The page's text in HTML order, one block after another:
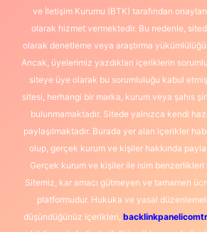
ve İletişim Kurumu (BTK) tarafından
olarak hizmet vermektedir. Bu nedenle,
olarak denetleme veya araştırma
Ancak, üyelerimiz yazdıkları içeriklerin
siteye üye olarak bu sorumluluğu kabul etmiş
sitesi, herhangi bir marka, kurum veya şahıs
bulunmamaktadır. Sitede yalnızca kendi
paylaşılmaktadır. Burada yer alan içerikler
olup, gerçek kurum ve kişiler hakkında
Gerçek kurum ve kişiler ile isim benzerlikleri
Sitemiz, kar amacı gütmeyen ve tamamen
platformudur. Hukuka ve yasal
düşündüğünüz içerikleri,